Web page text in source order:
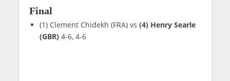
Final
(1) Clement Chidekh (FRA) vs (4) Henry Searle
(GBR)4-6, 4-6